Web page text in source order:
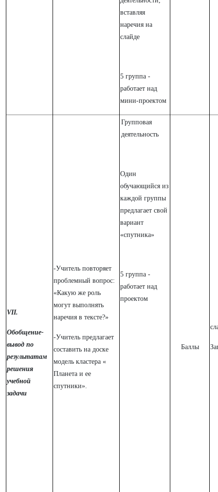
вставляя
наречия на
слайде
5 группа -
работает над
мини-проектом
VII.
Обобщение-
вывод по
результатам
решения
учебной
задачи
-Учитель повторяет
проблемный вопрос:
«Какую же роль
могут выполнять
наречия в тексте?»
-Учитель предлагает
составить на доске
модель кластера «
Планета и ее
спутники».
Групповая
деятельность
Один
обучающийся из
каждой группы
предлагает свой
вариант
«спутника»
5 группа -
работает над
проектом
Баллы